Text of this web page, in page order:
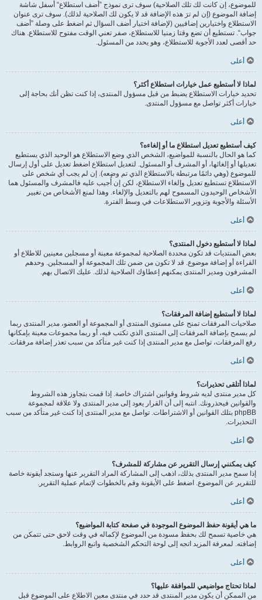
للموضوع، إن كانت لك تلك الصلاحية) سوف ترى نموذج ”أضف استطلاع“ أسفل شاشة
إضافة الموضوع (إن لم ترَ هذه الإضافة قد لا يكون لك الصلاحية لذلك). سوف ترى عنوان
الاستطلاع واختيارين إضافيين (لإضافة اختيار أضف السؤال ثم اضغط على وصلة ”أضف
جواب“. تستطيع أن تضع وقتا زمنيا للاستطلاع، صفر تعني الوقت مفتوح للاستطلاع. هناك
حد أقصى لعدد الأجوبة للاستطلاع، وهو يحدد من المسئول.
أعلى
لماذا لا أستطيع عمل خيارات استطلاع أكثر؟
تحديد خيارات الاستطلاع يضبط من قبل مسؤول المنتدى، إذا كنت تظن أنك بحاجة إلى
خيارات أكثر تواصل مع مسؤول المنتدى.
أعلى
كيف أستطيع تعديل استطلاع ما أو إلغاءه؟
كما هو الحال بالنسبة للمواضيع، الشخص الذي وضع الاستطلاع هو الوحيد الذي يستطيع
تعديلها أو إلغائها، أو المشرف أو المسئول. لتعديل استطلاع اضغط تعديل على أول إرسال
للموضوع (وهي دائمًا مرتبطة بالاستطلاع الذي تم وضعه). إن لم يجب أي شخص على
الاستطلاع تستطيع تعديل وإلغاء الاستطلاع، لكن إن أُجيب عليه فالمشرف والمسئول هما
الأشخاص الوحيدون المسموح لهم بالتعديل والإلغاء. وهذا لمنع الأشخاص من تغيير
الأسئلة والأجوبة وتزوير الاستطلاعات في وسط الفترة.
أعلى
لماذا لا أستطيع دخول المنتدى؟
بعض المنتديات قد تكون محددة الصلاحية لمجموعة معينة أو مسجلين معينين للاطلاع أو
القراءة أو إضافة موضوع. قد لا تكون من ضمن تلك المجموعة أو المسجلين. وحدهم
المشرفون ومدير المنتدى يمكنهم إعطاؤك الصلاحية لذلك. عليك الاتصال بهم.
أعلى
لماذا لا أستطيع إضافة المرفقات؟
صلاحيات المرفقات تمنح على مستوى المنتدى أو المجموعة أو العضو، مدير المنتدى ربما
لم يسمح بإضافة المرفقات إلى المنتدى الذي تكتب فيه، أو ربما مجموعات معينة بإمكانها
رفع المرفقات، تواصل مع مدير المنتدى إذا كنت غير متأكد من سبب تعذر إضافة مرفقات.
أعلى
لماذا أتلقى تحذيرات؟
كل مدير منتدى لديه شروط وقوانين اشتراك خاصة. إذا قمت بتجاوز هذه الشروط
والقوانين فيحذرونك. انتبه إلى أن القرار يعود إلى مدير المنتدى ولا علاقة لمجموعة
phpBB بتلك القوانين أو الاشتراطات. تواصل مع مدير المنتدى إذا كنت غير متأكد من سبب
التحذيرات.
أعلى
كيف يمكنني إرسال التقرير عن مشاركة للمشرف؟
إذا سمح مدير المنتدى بذلك، اذهب إلى المشاركة المراد التقرير عنها وستجد أيقونة خاصة
للتقرير عن الموضوع. اضغط على الأيقونة وقم بالخطوات لإتمام عملية التقرير.
أعلى
ما هي أيقونة حفظ الموضوع الموجودة في صفحة كتابة المواضيع؟
هي خاصية تسمح لك بحفظ مسودة من الموضوع لإكماله في وقت لاحق حتى تتمكن من
إضافته. لمعرفة المزيد اتجه إلى لوحة التحكم الشخصية واتبع الروابط.
أعلى
لماذا تحتاج مواضيعي للموافقة عليها؟
من الممكن أن يكون مدير المنتدى قد حدد في منتدى معين الاطلاع على الموضوع قبل